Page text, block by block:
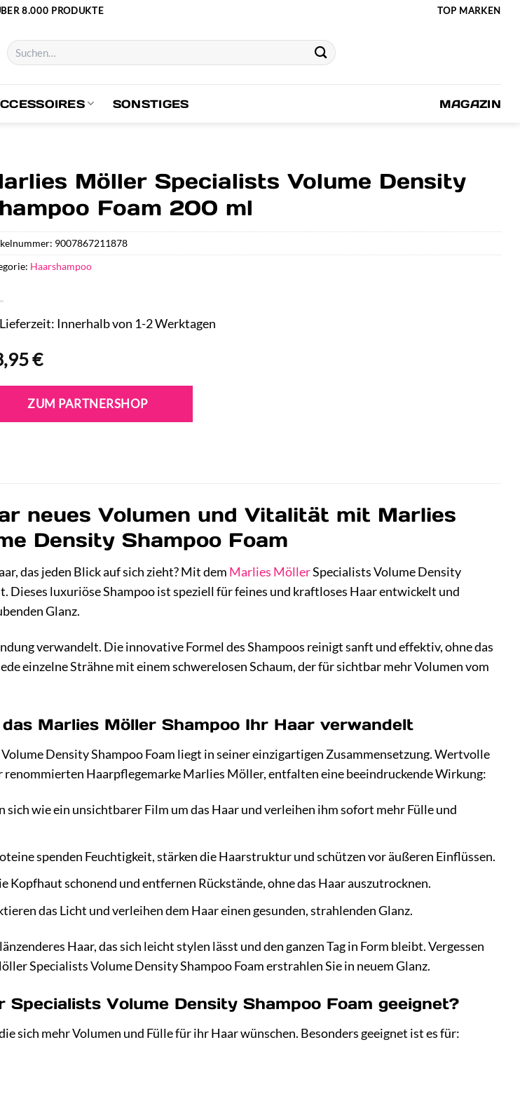
8.000 PRODUKTE TOP MARKEN
Suchen
nach:
SONSTIGES MAGAZIN
Möller Specialists Volume Density
Foam 200 ml
€
Lieferzeit: Innerhalb von 1-2 Werktagen
ZUM PARTNERSHOP
9007867211878
Haarshampoo
neues Volumen und Vitalität mit Marlies
Density Shampoo Foam
das jeden Blick auf sich zieht? Mit dem Marlies MöllerSpecialists Volume Density
Dieses luxuriöse Shampoo ist speziell für feines und kraftloses Haar entwickelt und
Glanz.
verwandelt. Die innovative Formel des Shampoos reinigt sanft und effektiv, ohne das
einzelne Strähne mit einem schwerelosen Schaum, der für sichtbar mehr Volumen vom
Marlies Möller Shampoo Ihr Haar verwandelt
Density Shampoo Foam liegt in seiner einzigartigen Zusammensetzung. Wertvolle
Haarpflegemarke Marlies Möller, entfalten eine beeindruckende Wirkung:
sich wie ein unsichtbarer Film um das Haar und verleihen ihm sofort mehr Fülle und
spenden Feuchtigkeit, stärken die Haarstruktur und schützen vor äußeren Einflüssen.
Kopfhaut schonend und entfernen Rückstände, ohne das Haar auszutrocknen.
das Licht und verleihen dem Haar einen gesunden, strahlenden Glanz.
Haar, das sich leicht stylen lässt und den ganzen Tag in Form bleibt. Vergessen
Specialists Volume Density Shampoo Foam erstrahlen Sie in neuem Glanz.
Volume Density Shampoo Foam geeignet?
sich mehr Volumen und Fülle für ihr Haar wünschen. Besonders geeignet ist es für: